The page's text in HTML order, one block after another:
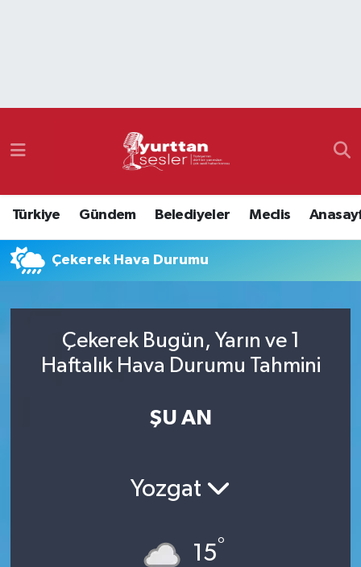
Türkiye Gündem Belediyeler Meclis
Çekerek Hava Durumu
Çekerek Bugün, Yarın ve 1
Haftalık Hava Durumu Tahmini
ŞU AN
Yozgat
15°
Namaz Vakitleri
Süper Lig Puan Durumu ve Fikstür
Tüm Manşetler
Son Dakika Haberleri
Haber Arşivi